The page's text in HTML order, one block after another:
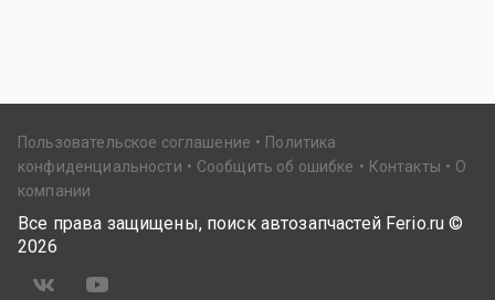
Пользовательское соглашение
Политика
конфиденциальности
Сообщить об ошибке Контакты
О
компании
Все права защищены, поиск автозапчастей Ferio.ru ©
2026